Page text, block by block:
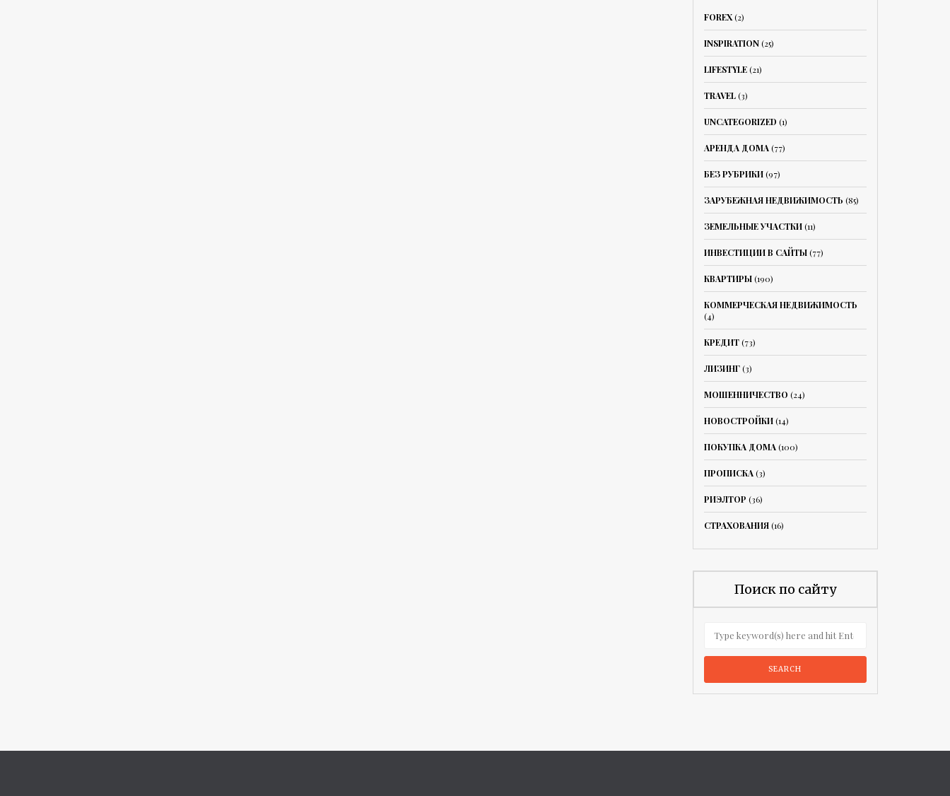
FOREX(2)
INSPIRATION(25)
LIFESTYLE(21)
TRAVEL(3)
UNCATEGORIZED (1)
АРЕНДА ДОМА(77)
БЕЗ РУБРИКИ(97)
ЗАРУБЕЖНАЯ НЕДВИЖИМОСТЬ (85)
ЗЕМЕЛЬНЫЕ УЧАСТКИ(11)
ИНВЕСТИЦИИ В САЙТЫ(77)
КВАРТИРЫ(190)
КОММЕРЧЕСКАЯ НЕДВИЖИМОСТЬ
(4)
КРЕДИТ(73)
ЛИЗИНГ(3)
МОШЕННИЧЕСТВО (24)
НОВОСТРОЙКИ(14)
ПОКУПКА ДОМА(100)
ПРОПИСКА(3)
РИЭЛТОР (36)
СТРАХОВАНИЯ(16)
Поиск по сайту